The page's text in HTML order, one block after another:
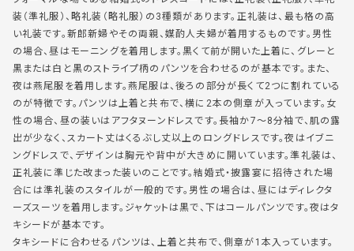
装（準礼服）、略礼装（略礼服）の3種類があります。正礼装は、最も格の高
い礼装です。新郎新婦やその両親、媒酌人夫婦が着用するものです。男性
の場合、昼はモーニングを着用します。黒くて前が開いた上着に、グレーと
黒または白と黒のストライプ柄のパンツを合わせるのが基本です。また、
夜は燕尾服を着用します。燕尾服は、後ろの部分が長くて2つに割れている
のが特徴です。パンツは上着と共布で、横に2本の側章が入っています。女
性の場合、昼の装いはアフタヌーンドレスです。長袖か7～8分袖で、肌の露
出が少なく、スカート丈はくるぶし丈以上のロングドレスです。夜はイブニ
ングドレスで、デザインは胸元や背中が大きめに開いています。準礼装は、
正礼装に準じた改まった装いのことです。結婚式・披露宴に招待された場
合には準礼装のスタイルが一般的です。男性の場合は、昼にはディレクタ
ーズスーツを着用します。ジャケットは黒で、下はコールパンツです。夜はタ
キシードが基本です。
タキシードに合わせるパンツは、上着と共布で、側章が1本入っています。